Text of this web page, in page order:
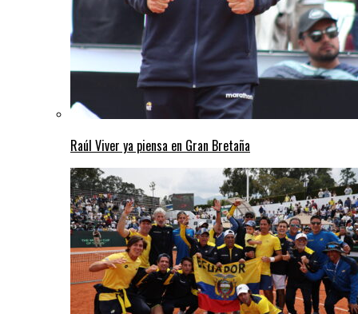
Raúl Viver ya piensa en Gran Bretaña